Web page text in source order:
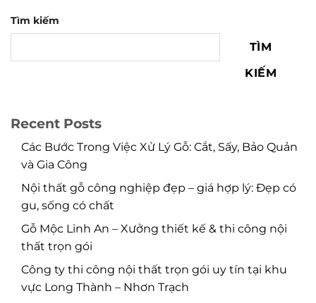
Tìm kiếm
TÌM
KIẾM
Recent Posts
Các Bước Trong Việc Xử Lý Gỗ: Cắt, Sấy, Bảo Quản
và Gia Công
Nội thất gỗ công nghiệp đẹp – giá hợp lý: Đẹp có
gu, sống có chất
Gỗ Mộc Linh An – Xưởng thiết kế & thi công nội
thất trọn gói
Công ty thi công nội thất trọn gói uy tín tại khu
vực Long Thành – Nhơn Trạch